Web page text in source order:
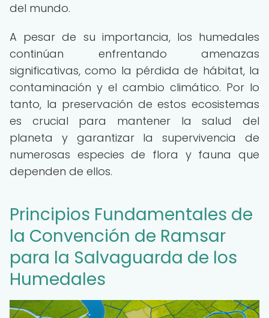
del mundo.
A pesar de su importancia, los humedales
continúan enfrentando amenazas
significativas, como la pérdida de hábitat, la
contaminación y el cambio climático. Por lo
tanto, la preservación de estos ecosistemas
es crucial para mantener la salud del
planeta y garantizar la supervivencia de
numerosas especies de flora y fauna que
dependen de ellos.
Principios Fundamentales de
la Convención de Ramsar
para la Salvaguarda de los
Humedales